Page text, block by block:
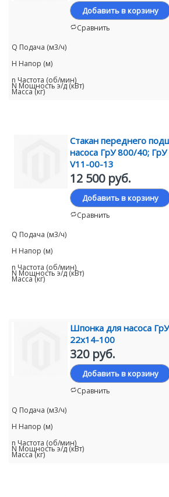
Добавить в корзину
Сравнить
Стакан переднего
насоса ГрУ 800/40;
V11-00-13
12 500 руб.
Добавить в корзину
Сравнить
Шпонка для насоса
22х14-100
320 руб.
Добавить в корзину
Сравнить